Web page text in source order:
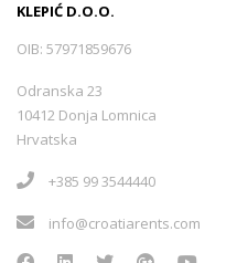
KLEPIĆ D.O.O.
OIB: 57971859676
Odranska 23
10412 Donja Lomnica
Hrvatska
+385 99 3544440
info@croatiarents.com